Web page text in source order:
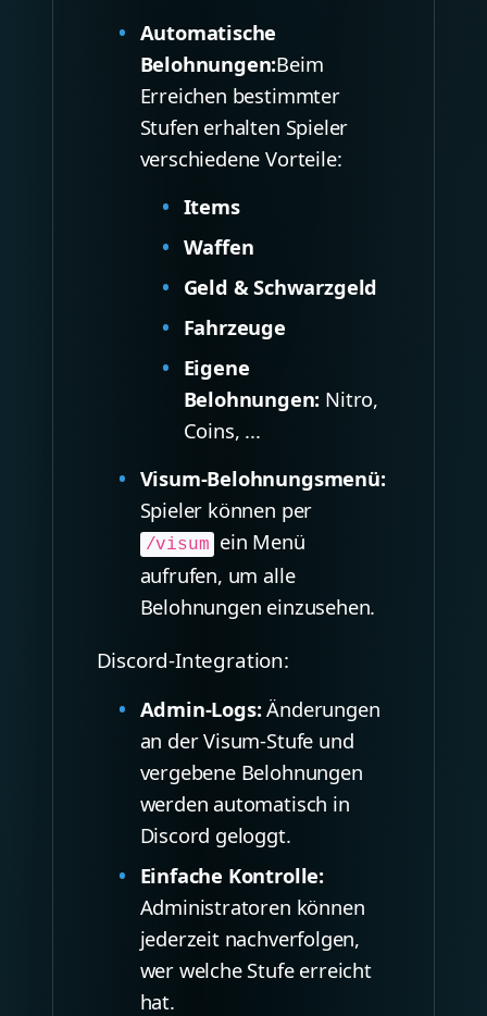
Automatische
Belohnungen:Beim
Erreichen bestimmter
Stufen erhalten Spieler
verschiedene Vorteile:
Items
Waffen
Geld & Schwarzgeld
Fahrzeuge
Eigene
Belohnungen: Nitro,
Coins, ...
Visum-Belohnungsmenü:
Spieler können per
/visum ein Menü
aufrufen, um alle
Belohnungen einzusehen.
Discord-Integration:
Admin-Logs:Änderungen
an der Visum-Stufe und
vergebene Belohnungen
werden automatisch in
Discord geloggt.
Einfache Kontrolle:
Administratoren können
jederzeit nachverfolgen,
wer welche Stufe erreicht
hat.